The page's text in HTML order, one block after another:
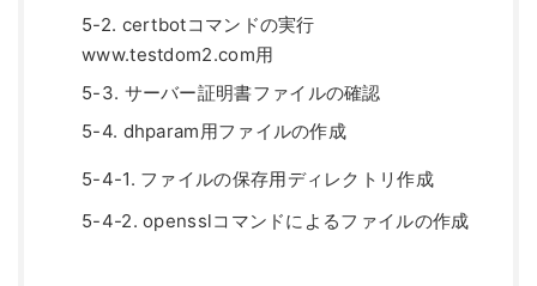
5-2. certbotコマンドの実行
www.testdom2.com用
5-3. サーバー証明書ファイルの確認
5-4. dhparam用ファイルの作成
5-4-1. ファイルの保存用ディレクトリ作成
5-4-2. opensslコマンドによるファイルの作成